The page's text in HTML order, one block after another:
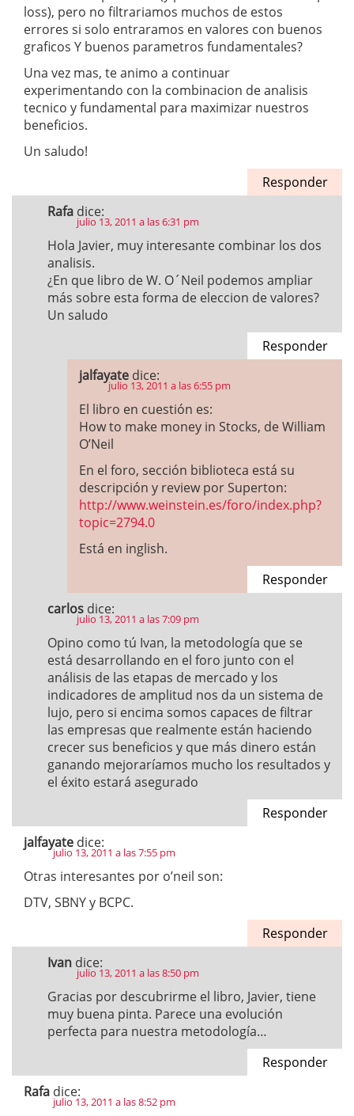
loss), pero no filtrariamos muchos de estos
errores si solo entraramos en valores con buenos
graficos Y buenos parametros fundamentales?
Una vez mas, te animo a continuar
experimentando con la combinacion de analisis
tecnico y fundamental para maximizar nuestros
beneficios.
Un saludo!
Responder
Rafa dice:
julio 13, 2011 a las 6:31 pm
Hola Javier, muy interesante combinar los dos
analisis.
¿En que libro de W. O´Neil podemos ampliar
más sobre esta forma de eleccion de valores?
Un saludo
Responder
jalfayate dice:
julio 13, 2011 a las 6:55 pm
El libro en cuestión es:
How to make money in Stocks, de William
O’Neil
En el foro, sección biblioteca está su
descripción y review por Superton:
http://www.weinstein.es/foro/index.php?
topic=2794.0
Está en inglish.
Responder
carlos dice:
julio 13, 2011 a las 7:09 pm
Opino como tú Ivan, la metodología que se
está desarrollando en el foro junto con el
análisis de las etapas de mercado y los
indicadores de amplitud nos da un sistema de
lujo, pero si encima somos capaces de filtrar
las empresas que realmente están haciendo
crecer sus beneficios y que más dinero están
ganando mejoraríamos mucho los resultados y
el éxito estará asegurado
Responder
jalfayate dice:
julio 13, 2011 a las 7:55 pm
Otras interesantes por o’neil son:
DTV, SBNY y BCPC.
Responder
Ivan dice:
julio 13, 2011 a las 8:50 pm
Gracias por descubrirme el libro, Javier, tiene
muy buena pinta. Parece una evolución
perfecta para nuestra metodología…
Responder
Rafa dice:
julio 13, 2011 a las 8:52 pm